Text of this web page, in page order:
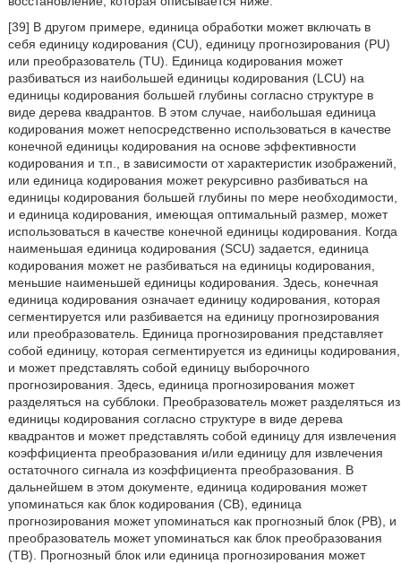
[39] В другом примере, единица обработки может включать в
себя единицу кодирования (CU), единицу прогнозирования (PU)
или преобразователь (TU). Единица кодирования может
разбиваться из наибольшей единицы кодирования (LCU) на
единицы кодирования большей глубины согласно структуре в
виде дерева квадрантов. В этом случае, наибольшая единица
кодирования может непосредственно использоваться в качестве
конечной единицы кодирования на основе эффективности
кодирования и т.п., в зависимости от характеристик изображений,
или единица кодирования может рекурсивно разбиваться на
единицы кодирования большей глубины по мере необходимости,
и единица кодирования, имеющая оптимальный размер, может
использоваться в качестве конечной единицы кодирования. Когда
наименьшая единица кодирования (SCU) задается, единица
кодирования может не разбиваться на единицы кодирования,
меньшие наименьшей единицы кодирования. Здесь, конечная
единица кодирования означает единицу кодирования, которая
сегментируется или разбивается на единицу прогнозирования
или преобразователь. Единица прогнозирования представляет
собой единицу, которая сегментируется из единицы кодирования,
и может представлять собой единицу выборочного
прогнозирования. Здесь, единица прогнозирования может
разделяться на субблоки. Преобразователь может разделяться из
единицы кодирования согласно структуре в виде дерева
квадрантов и может представлять собой единицу для извлечения
коэффициента преобразования и/или единицу для извлечения
остаточного сигнала из коэффициента преобразования. В
дальнейшем в этом документе, единица кодирования может
упоминаться как блок кодирования (CB), единица
прогнозирования может упоминаться как прогнозный блок (PB), и
преобразователь может упоминаться как блок преобразования
(TB). Прогнозный блок или единица прогнозирования может